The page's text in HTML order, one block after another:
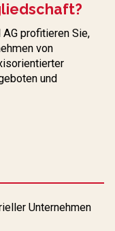
profitieren Sie,
von
und
Unternehmen